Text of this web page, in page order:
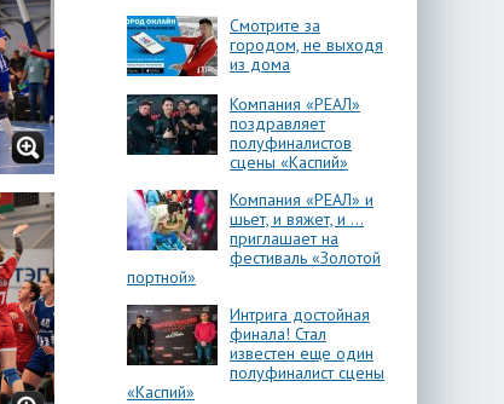
Смотрите за
городом, не выходя
из дома
Компания «РЕАЛ»
поздравляет
полуфиналистов
сцены «Каспий»
Компания «РЕАЛ» и
шьет, и вяжет, и …
приглашает на
фестиваль «Золотой
портной»
Интрига достойная
финала! Стал
известен еще один
полуфиналист сцены
«Каспий»